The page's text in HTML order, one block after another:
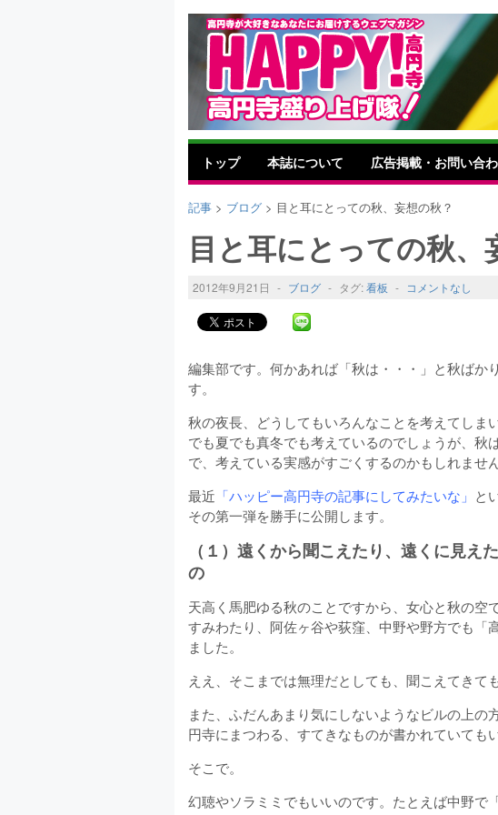
トップ 本誌について 広告掲載・お問い合
記事 > ブログ > 目と耳にとっての秋、妄想の秋？
目と耳にとっての秋、
2012年9月21日 - ブログ - タグ:看板 - コメントなし
編集部です。何かあれば「秋は・・・」と秋ばか
す。
秋の夜長、どうしてもいろんなことを考えてしま
でも夏でも真冬でも考えているのでしょうが、秋
で、考えている実感がすごくするのかもしれません
最近 「ハッピー高円寺の記事にしてみたいな」 と
その第一弾を勝手に公開します。
（１）遠くから聞こえたり、遠くに見え
の
天高く馬肥ゆる秋のことですから、女心と秋の空
すみわたり、阿佐ヶ谷や荻窪、中野や野方でも「
ました。
ええ、そこまでは無理だとしても、聞こえてきて
また、ふだんあまり気にしないようなビルの上の
円寺にまつわる、すてきなものが書かれていても
そこで。
幻聴やソラミミでもいいのです。たとえば中野で